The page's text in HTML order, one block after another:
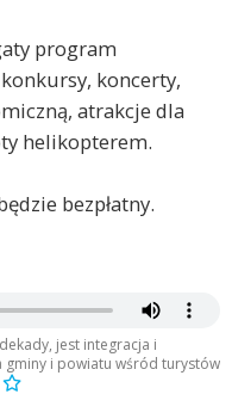
program
koncerty,
atrakcje dla
helikopterem.
bezpłatny.
jest integracja i
gminy i powiatu wśród turystów